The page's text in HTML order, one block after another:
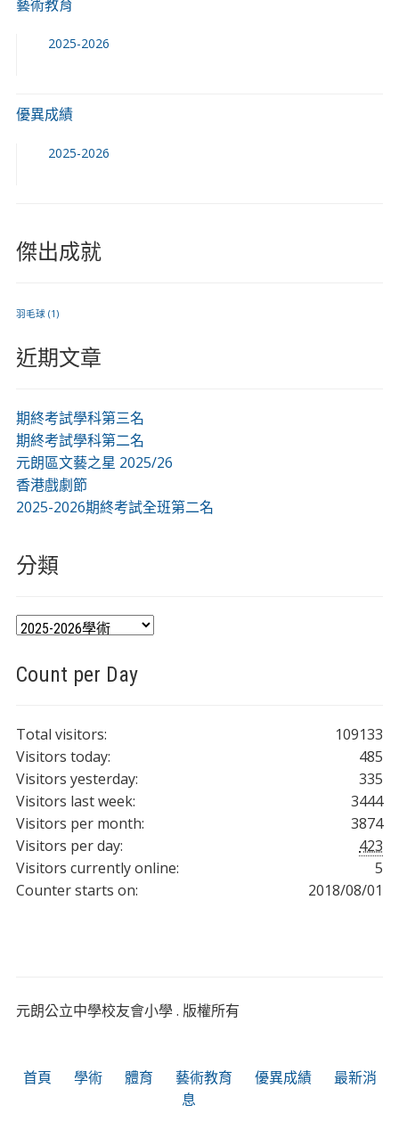
藝術教育
2025-2026
優異成績
2025-2026
傑出成就
羽毛球(1)
近期文章
期終考試學科第三名
期終考試學科第二名
元朗區文藝之星 2025/26
香港戲劇節
2025-2026期終考試全班第二名
分類
分
Count per Day
109133
Total visitors:
485
Visitors today:
335
Visitors yesterday:
3444
Visitors last week:
3874
Visitors per month:
423
Visitors per day:
5
Visitors currently online:
2018/08/01
Counter starts on:
元朗公立中學校友會小學 . 版權所有
首頁 學術 體育 藝術教育 優異成績
最新消
息